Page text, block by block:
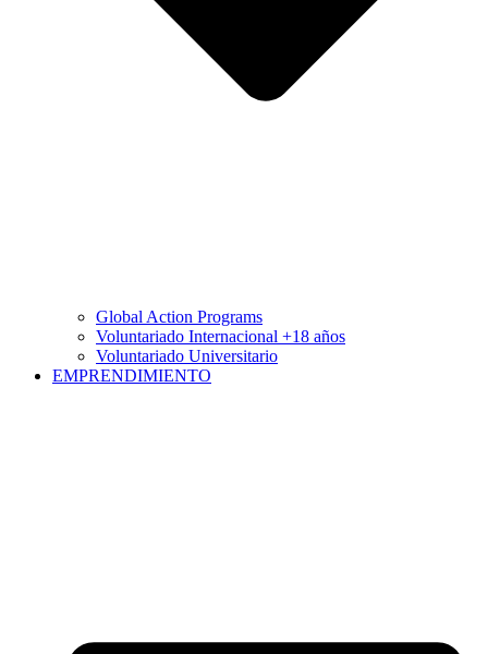
Global Action Programs
Voluntariado Internacional +18 años
Voluntariado Universitario
EMPRENDIMIENTO